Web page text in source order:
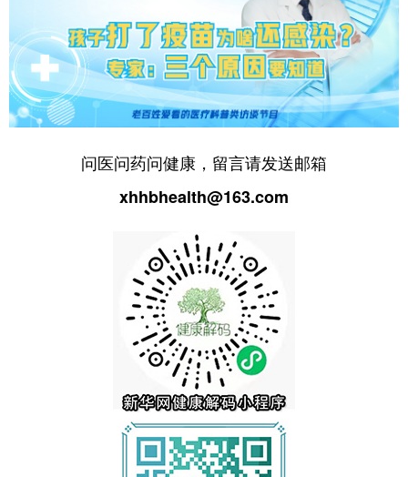
问医问药问健康，留言请发送邮箱
xhhbhealth@163.com